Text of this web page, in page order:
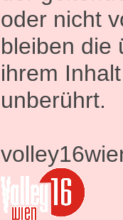
oder nicht
bleiben die
ihrem
unberührt.